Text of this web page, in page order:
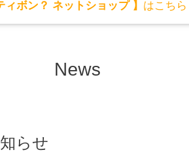
ィボン？ ネットショップ 】 はこちら
News
らせ